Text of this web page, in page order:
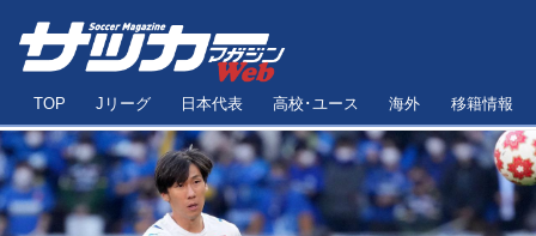
TOP Jリーグ 日本代表 高校･ユース 海外 移籍情報